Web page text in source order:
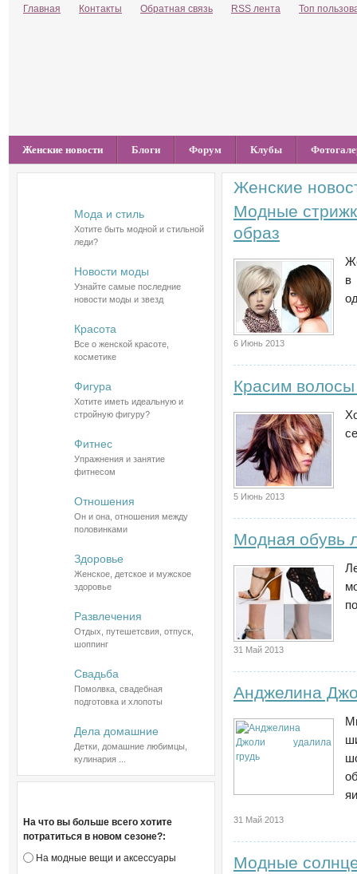
Главная Контакты Обратная связь RSS лента Топ
Женские новости Блоги Форум Клубы
Мода и стиль
Хотите быть модной и стильной
леди?
Новости моды
Узнайте самые последние
новости моды и звезд
Красота
Все о женской красоте,
косметике
Фигура
Хотите иметь идеальную и
стройную фигуру?
Фитнес
Упражнения и занятие
фитнесом
Отношения
Он и она, отношения между
половинками
Здоровье
Женское, детское и мужское
здоровье
Развлечения
Отдых, путешетсвия, отпуск,
шоппинг
Свадьба
Помолвка, свадебная
подготовка и хлопоты
Дела домашние
Детки, домашние любимцы,
кулинария ...
На что вы больше всего хотите
потратиться в новом сезоне?:
На модные вещи и аксессуары
Женские
Модные
образ
в
6 Июнь 2013
Красим
5 Июнь 2013
Модная обувь
31 Май 2013
Анджелина
31 Май 2013
Модные